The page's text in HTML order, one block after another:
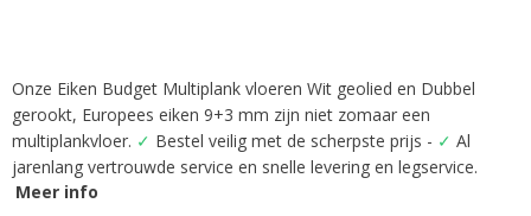
Ga
naar
het
begin
van
Onze Eiken Budget Multiplank vloeren Wit geolied en Dubbel
gerookt, Europees eiken 9+3 mm zijn niet zomaar een
multiplankvloer. ✓ Bestel veilig met de scherpste prijs - ✓ Al
jarenlang vertrouwde service en snelle levering en legservice.
Meer info